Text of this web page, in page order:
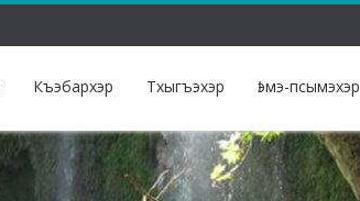
Къэбархэр Тхыгъэхэр Ӏэмэ-псымэхэр